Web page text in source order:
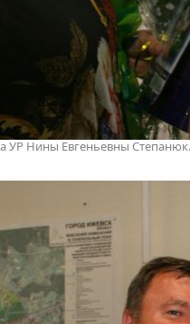
УР Нины Евгеньевны